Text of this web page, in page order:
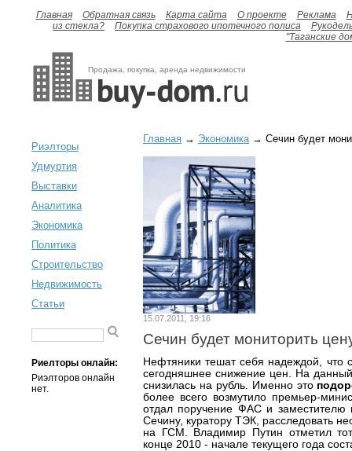
Главная Обратная связь Карта сайта О проекте Реклама
из стекла?
Покупка страхового ипотечного полиса
"Таганские
Продажа, покупка, аренда недвижимости
Риэлторы
Удмуртия
Выставки
Аналитика
Экономика
Политика
Строительство
Недвижимость
Статьи
Риелторы онлайн:
Риэлторов онлайн
нет.
Главная → Экономика→ Сечин будет
15.07.2011, 19:16
Сечин будет мониторить
Нефтяники тешат себя надеждой, что
сегодняшнее снижение цен. На
снизилась на рубль. Именно это
более всего возмутило премьер-
отдал поручение ФАС и заместителю
Сечину, куратору ТЭК, расследовать
на ГСМ. Владимир Путин отметил
конце 2010 - начале текущего года